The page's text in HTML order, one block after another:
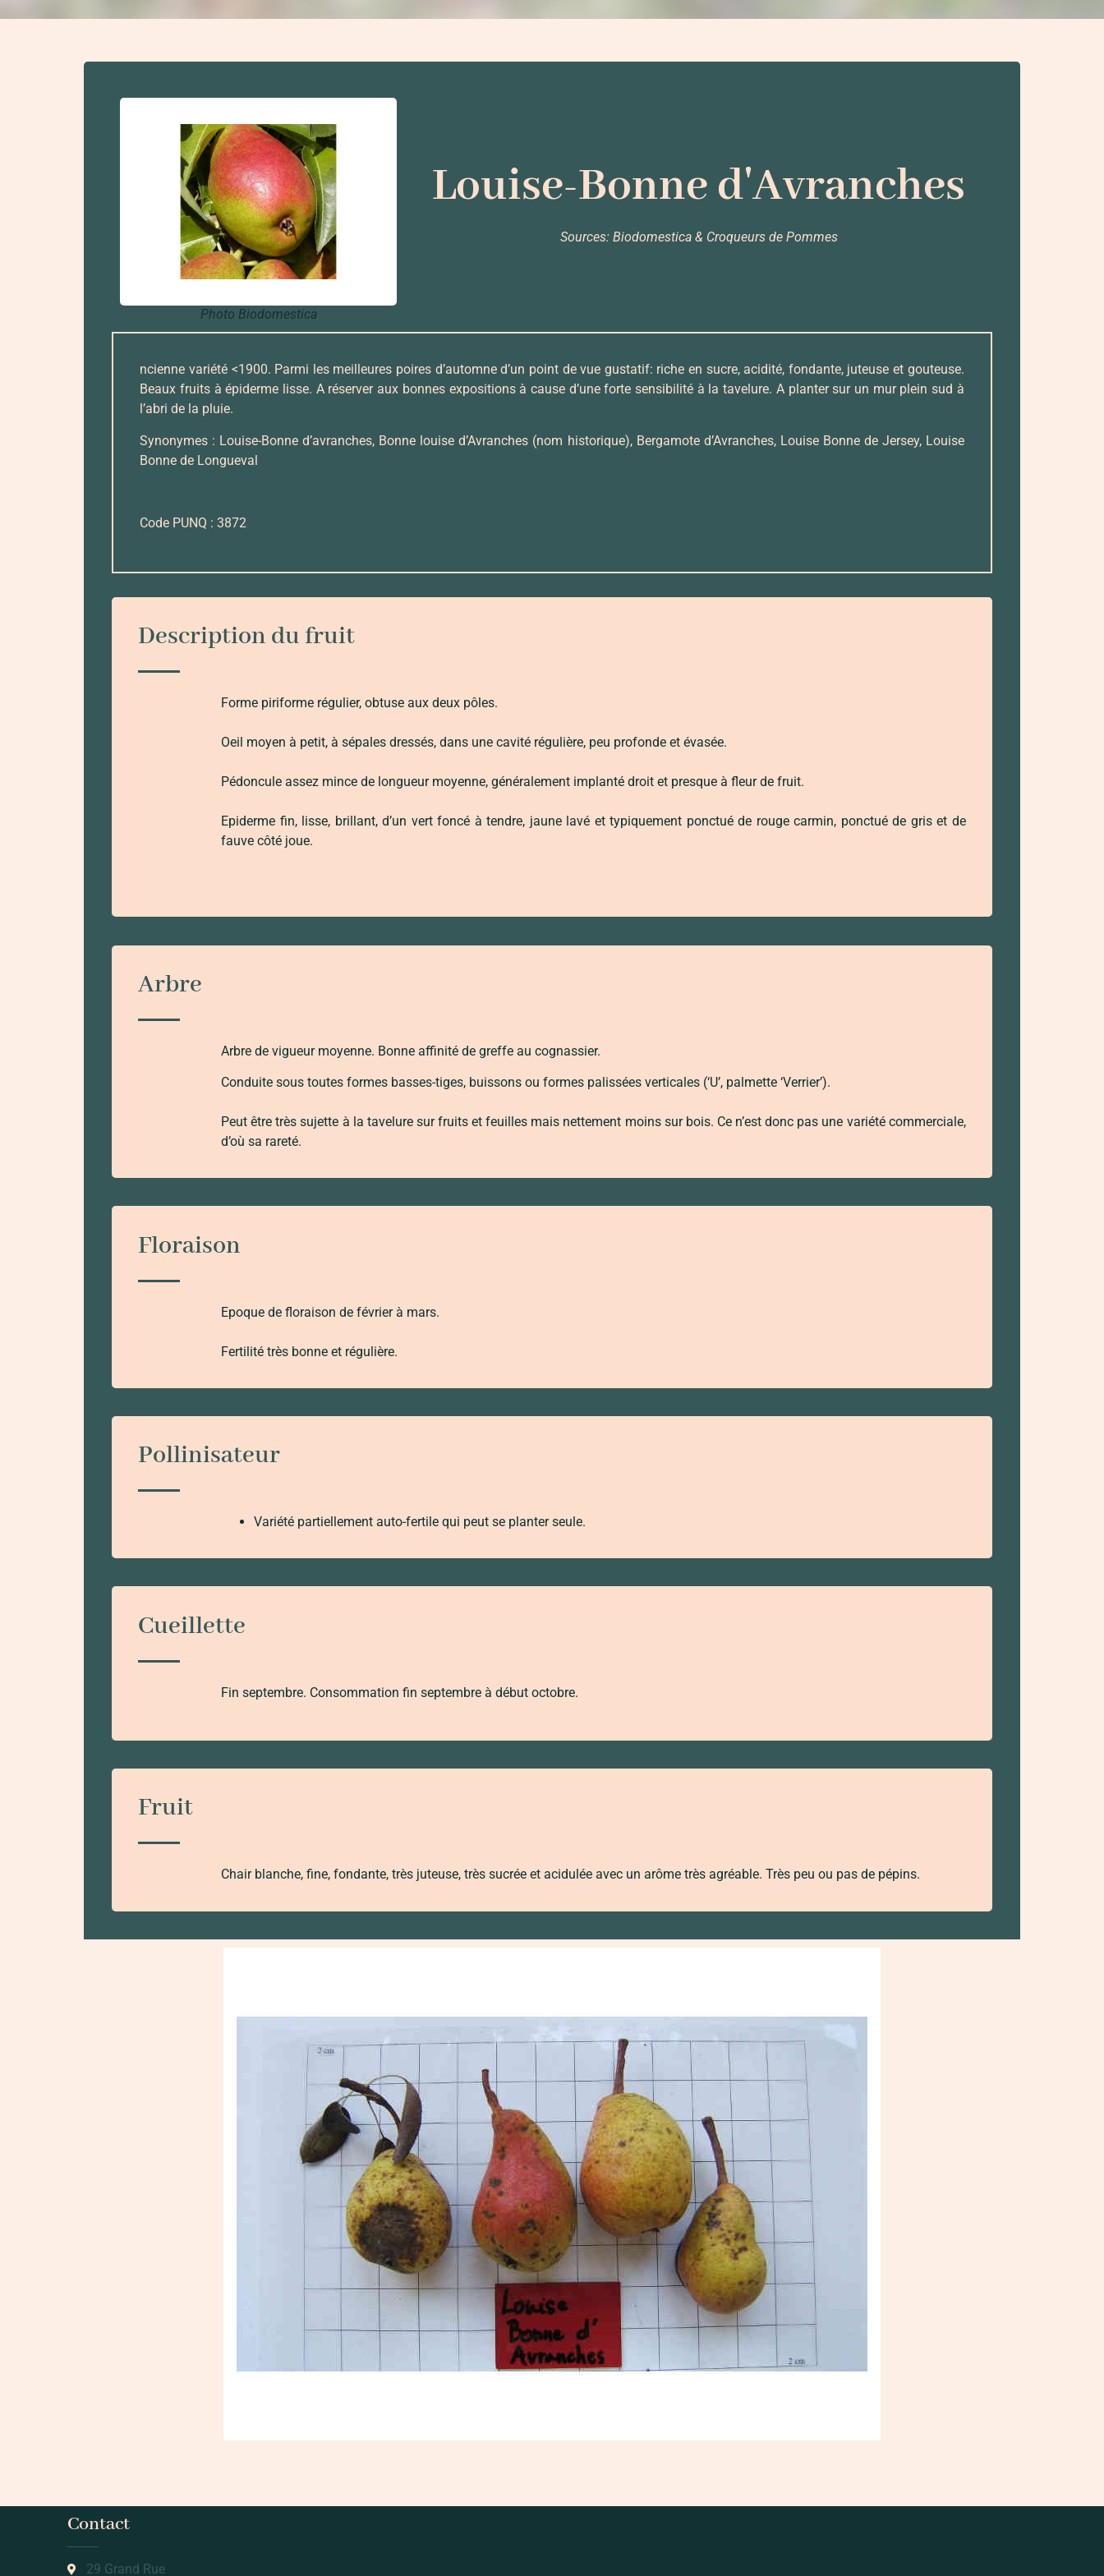
Photo Biodomestica
Louise-Bonne d'Avranches
Sources: Biodomestica & Croqueurs de Pommes
ncienne variété <1900. Parmi les meilleures poires d’automne d’un point de vue gustatif: riche en sucre, acidité, fondante, juteuse et gouteuse.
Beaux fruits à épiderme lisse. A réserver aux bonnes expositions à cause d’une forte sensibilité à la tavelure. A planter sur un mur plein sud à
l’abri de la pluie.
Synonymes : Louise-Bonne d’avranches, Bonne louise d’Avranches (nom historique), Bergamote d’Avranches, Louise Bonne de Jersey, Louise
Bonne de Longueval
Code PUNQ : 3872
Description du fruit
Forme piriforme régulier, obtuse aux deux pôles.
Oeil moyen à petit, à sépales dressés, dans une cavité régulière, peu profonde et évasée.
Pédoncule assez mince de longueur moyenne, généralement implanté droit et presque à fleur de fruit.
Epiderme fin, lisse, brillant, d’un vert foncé à tendre, jaune lavé et typiquement ponctué de rouge carmin, ponctué de gris et de
fauve côté joue.
Arbre
Arbre de vigueur moyenne. Bonne affinité de greffe au cognassier.
Conduite sous toutes formes basses-tiges, buissons ou formes palissées verticales (‘U’, palmette ‘Verrier’).
Peut être très sujette à la tavelure sur fruits et feuilles mais nettement moins sur bois. Ce n’est donc pas une variété commerciale,
d’où sa rareté.
Floraison
Epoque de floraison de février à mars.
Fertilité très bonne et régulière.
Pollinisateur
Variété partiellement auto-fertile qui peut se planter seule.
Cueillette
Fin septembre. Consommation fin septembre à début octobre.
Fruit
Chair blanche, fine, fondante, très juteuse, très sucrée et acidulée avec un arôme très agréable. Très peu ou pas de pépins.
Contact
29 Grand Rue